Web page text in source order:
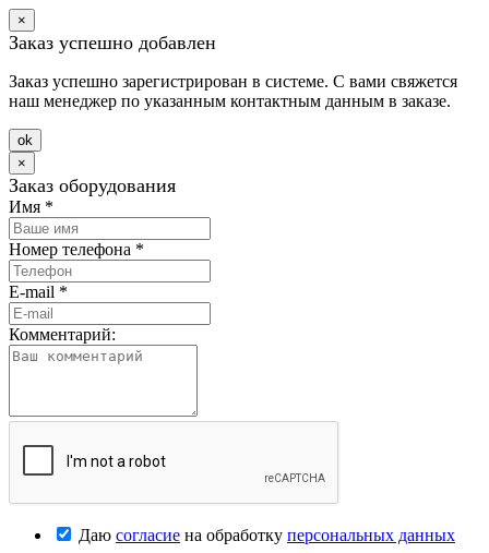
×
Заказ успешно добавлен
Заказ успешно зарегистрирован в системе. С вами свяжется
наш менеджер по указанным контактным данным в заказе.
оk
×
Заказ оборудования
Имя *
Номер телефона *
E-mail *
Комментарий:
Даю согласие на обработку персональных данных